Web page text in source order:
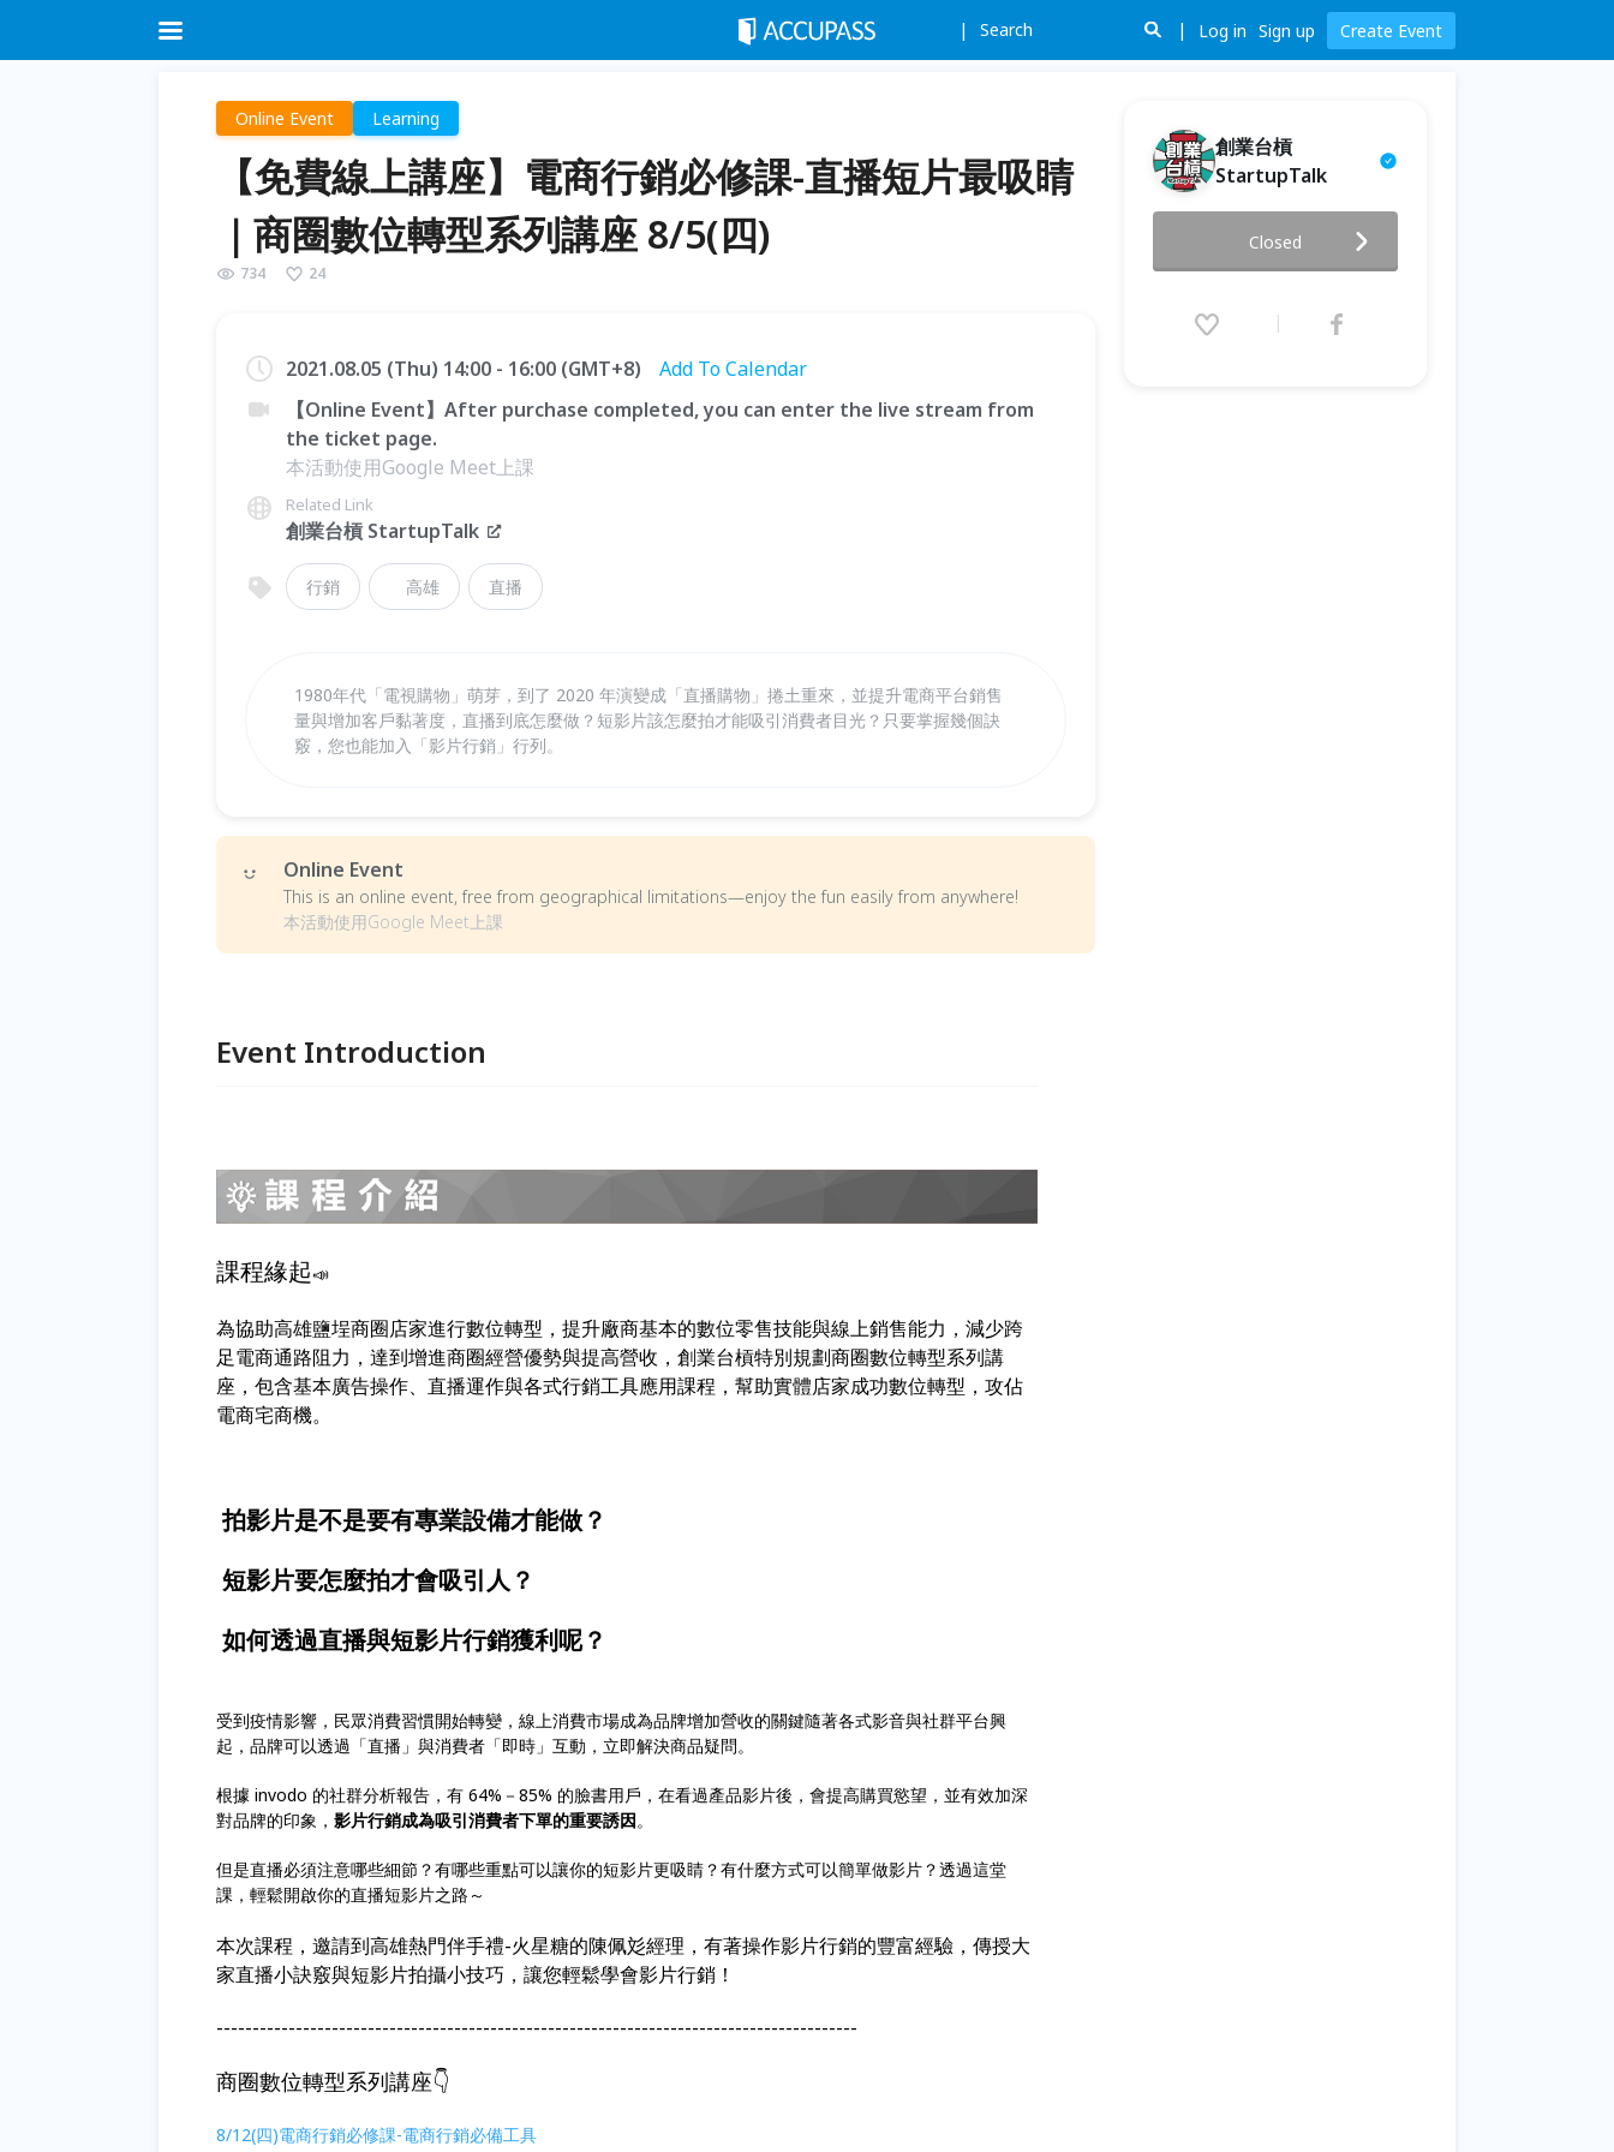
Search Log in Sign up Create Event
Online Event Learning
【免費線上講座】電商行銷必修課-直播短片最吸睛
｜商圈數位轉型系列講座 8/5(四)
734 24
2021.08.05 (Thu) 14:00 - 16:00 (GMT+8)
Add To Calendar
【Online Event】After purchase completed, you can enter the live stream from
the ticket page.
本活動使用Google Meet上課
Related Link
創業台槓 StartupTalk
行銷 高雄 直播
1980年代「電視購物」萌芽，到了 2020 年演變成「直播購物」捲土重來，並提升電商平台銷售
量與增加客戶黏著度，直播到底怎麼做？短影片該怎麼拍才能吸引消費者目光？只要掌握幾個訣
竅，您也能加入「影片行銷」行列。
Online Event
This is an online event, free from geographical limitations—enjoy the fun easily from anywhere!
本活動使用Google Meet上課
Event Introduction
課程緣起📣
為協助高雄鹽埕商圈店家進行數位轉型，提升廠商基本的數位零售技能與線上銷售能力，減少跨
足電商通路阻力，達到增進商圈經營優勢與提高營收，創業台槓特別規劃商圈數位轉型系列講
座，包含基本廣告操作、直播運作與各式行銷工具應用課程，幫助實體店家成功數位轉型，攻佔
電商宅商機。
拍影片是不是要有專業設備才能做？
短影片要怎麼拍才會吸引人？
如何透過直播與短影片行銷獲利呢？
受到疫情影響，民眾消費習慣開始轉變，線上消費市場成為品牌增加營收的關鍵隨著各式影音與社群平台興
起，品牌可以透過「直播」與消費者「即時」互動，立即解決商品疑問。
根據 invodo 的社群分析報告，有 64%－85% 的臉書用戶，在看過產品影片後，會提高購買慾望，並有效加深
對品牌的印象， 影片行銷成為吸引消費者下單的重要誘因。
但是直播必須注意哪些細節？有哪些重點可以讓你的短影片更吸睛？有什麼方式可以簡單做影片？透過這堂
課，輕鬆開啟你的直播短影片之路～
本次課程，邀請到高雄熱門伴手禮-火星糖的陳佩彣經理，有著操作影片行銷的豐富經驗，傳授大
家直播小訣竅與短影片拍攝小技巧，讓您輕鬆學會影片行銷！
-----------------------------------------------------------------------------------------
商圈數位轉型系列講座👇
8/12(四)電商行銷必修課-電商行銷必備工具
創業台槓
StartupTalk
課-直播短片最吸睛｜商圈數位轉
型系列講座 8/5(四)
(GMT+8)
Closed